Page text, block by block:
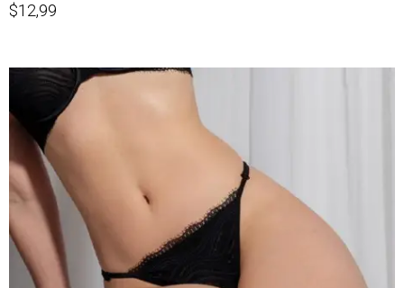
$12,99